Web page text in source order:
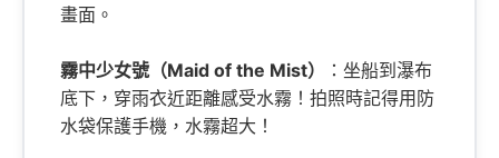
畫面。
霧中少女號（Maid of the Mist）
：坐船到瀑布
底下，穿雨衣近距離感受水霧！拍照時記得用防
水袋保護手機，水霧超大！